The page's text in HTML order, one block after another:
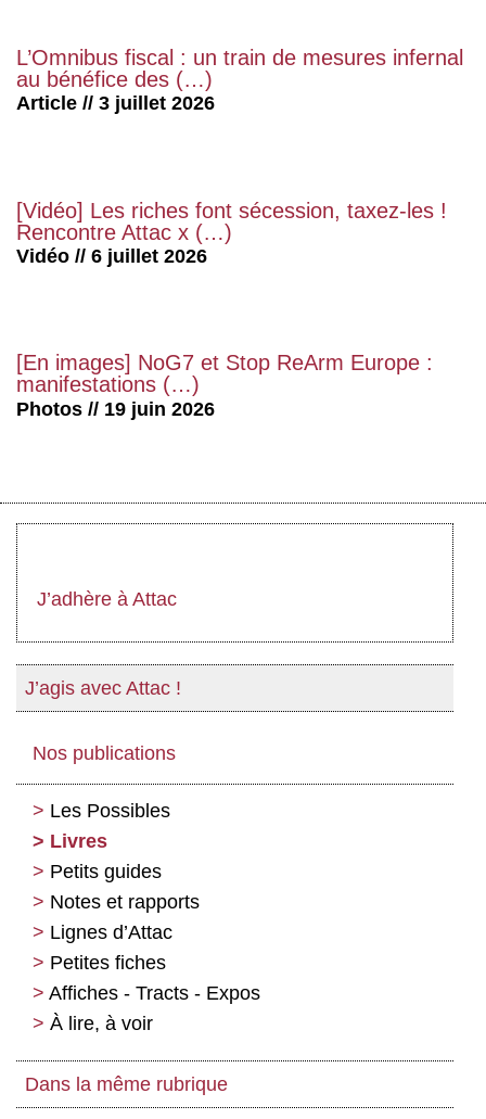
L’Omnibus fiscal : un train de mesures infernal
au bénéfice des (…)
Article // 3 juillet 2026
[Vidéo] Les riches font sécession, taxez-les !
Rencontre Attac x (…)
Vidéo // 6 juillet 2026
[En images] NoG7 et Stop ReArm Europe :
manifestations (…)
Photos // 19 juin 2026
J’adhère à Attac
J’agis avec Attac !
Nos publications
Les Possibles
Livres
Petits guides
Notes et rapports
Lignes d’Attac
Petites fiches
Affiches - Tracts - Expos
À lire, à voir
Dans la même rubrique